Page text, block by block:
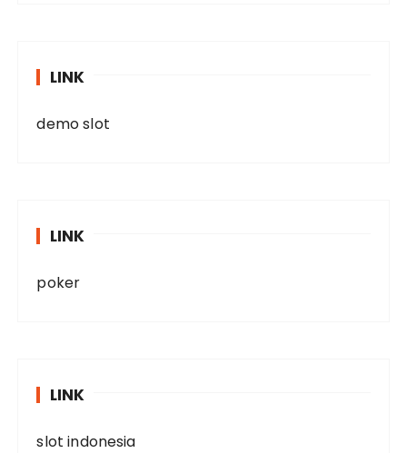
LINK
demo slot
LINK
poker
LINK
slot indonesia